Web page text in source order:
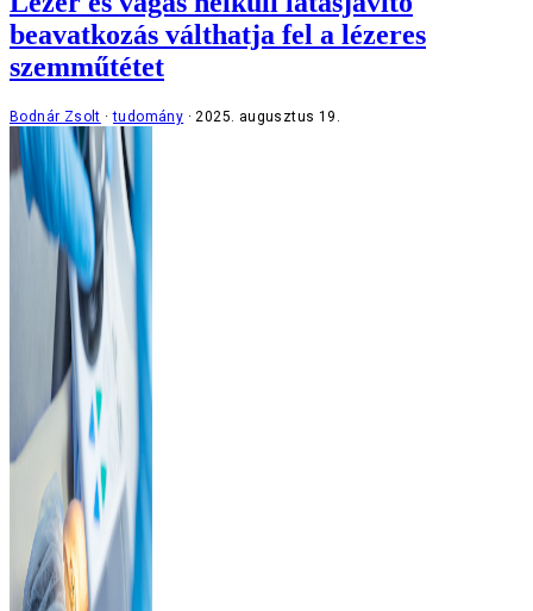
beavatkozás válthatja fel a lézeres
szemműtétet
Bodnár Zsolt tudomány 2025. augusztus 19.